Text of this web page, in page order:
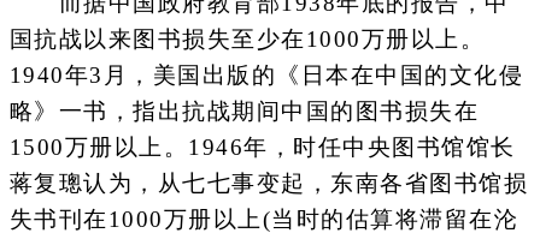
国抗战以来图书损失至少在1000万册以上。
1940年3月，美国出版的《日本在中国的文化侵
略》一书，指出抗战期间中国的图书损失在
1500万册以上。1946年，时任中央图书馆馆长
蒋复璁认为，从七七事变起，东南各省图书馆损
失书刊在1000万册以上(当时的估算将滞留在沦